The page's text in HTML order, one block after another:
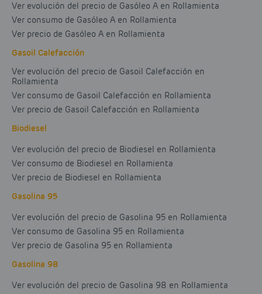
Ver evolución del precio de Gasóleo A en Rollamienta
Ver consumo de Gasóleo A en Rollamienta
Ver precio de Gasóleo A en Rollamienta
Gasoil Calefacción
Ver evolución del precio de Gasoil Calefacción en
Rollamienta
Ver consumo de Gasoil Calefacción en Rollamienta
Ver precio de Gasoil Calefacción en Rollamienta
Biodiesel
Ver evolución del precio de Biodiesel en Rollamienta
Ver consumo de Biodiesel en Rollamienta
Ver precio de Biodiesel en Rollamienta
Gasolina 95
Ver evolución del precio de Gasolina 95 en Rollamienta
Ver consumo de Gasolina 95 en Rollamienta
Ver precio de Gasolina 95 en Rollamienta
Gasolina 98
Ver evolución del precio de Gasolina 98 en Rollamienta